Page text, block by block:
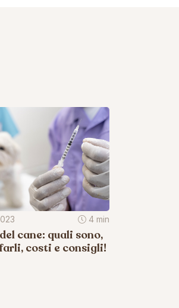
4 min
cane: quali sono,
costi e consigli!